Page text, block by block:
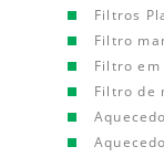
Filtros
Filtro
Filtro em
Filtro de